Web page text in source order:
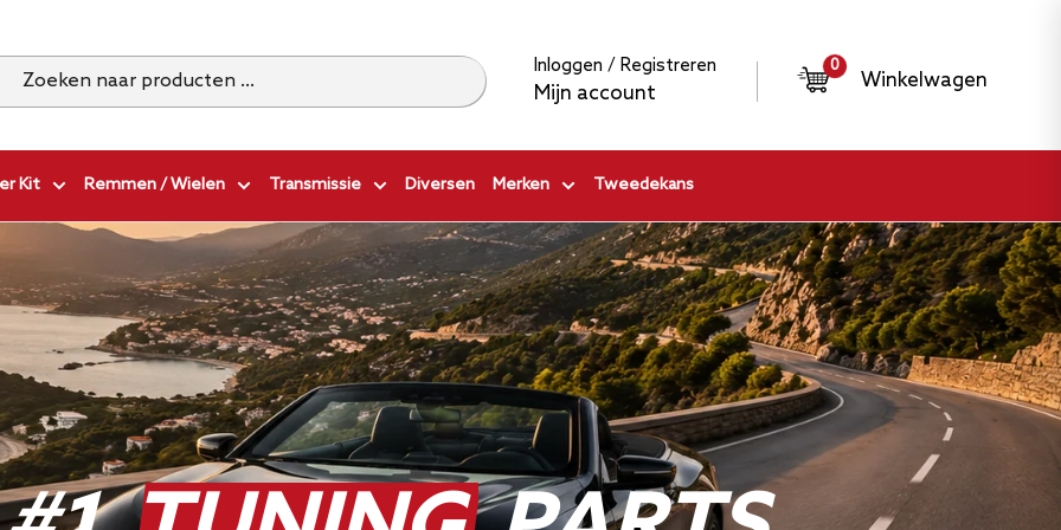
Inloggen / Registreren
Mijn account
0
Winkelwagen
Kit Remmen / Wielen Transmissie Diversen Merken Tweedekans